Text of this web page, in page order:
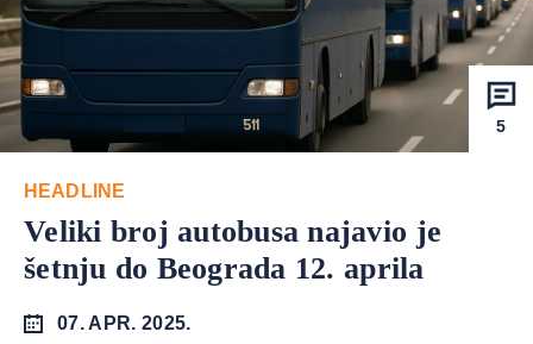
5
HEADLINE
Veliki broj autobusa najavio je
šetnju do Beograda 12. aprila
07. APR. 2025.